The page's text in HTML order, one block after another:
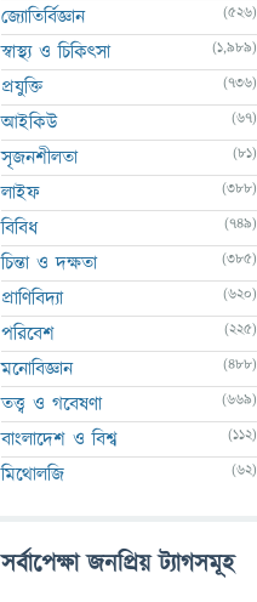
জ্যোতির্বিজ্ঞান (526)
স্বাস্থ্য ও চিকিৎসা (1,989)
প্রযুক্তি (736)
আইকিউ (67)
সৃজনশীলতা (81)
লাইফ (388)
বিবিধ (749)
চিন্তা ও দক্ষতা (385)
প্রাণিবিদ্যা (620)
পরিবেশ (225)
মনোবিজ্ঞান (488)
তত্ত্ব ও গবেষণা (669)
বাংলাদেশ ও বিশ্ব (112)
মিথোলজি (62)
সর্বাপেক্ষা জনপ্রিয় ট্যাগসমূহ